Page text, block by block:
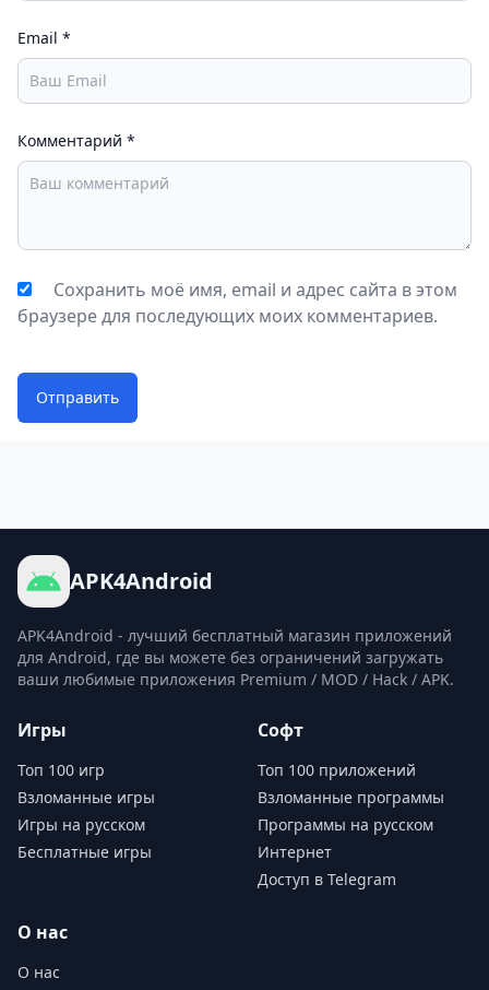
Email *
Комментарий *
Сохранить моё имя, email и адрес сайта в этом
браузере для последующих моих комментариев.
Отправить
APK4Android
APK4Android - лучший бесплатный магазин приложений
для Android, где вы можете без ограничений загружать
ваши любимые приложения Premium / MOD / Hack / APK.
Игры
Топ 100 игр
Взломанные игры
Игры на русском
Бесплатные игры
Софт
Топ 100 приложений
Взломанные программы
Программы на русском
Интернет
Доступ в Telegram
О нас
О нас